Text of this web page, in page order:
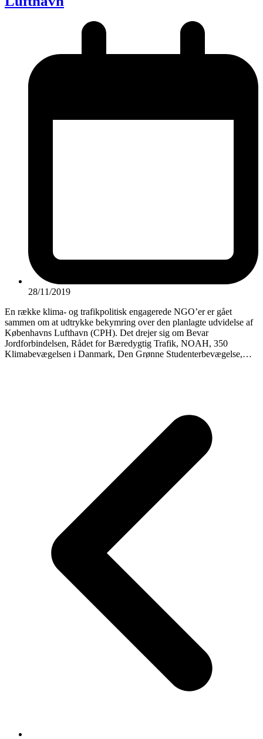
28/11/2019
En række klima- og trafikpolitisk engagerede NGO’er er gået
sammen om at udtrykke bekymring over den planlagte udvidelse af
Københavns Lufthavn (CPH). Det drejer sig om Bevar
Jordforbindelsen, Rådet for Bæredygtig Trafik, NOAH, 350
Klimabevægelsen i Danmark, Den Grønne Studenterbevægelse,…